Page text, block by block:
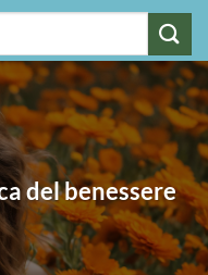
del benessere